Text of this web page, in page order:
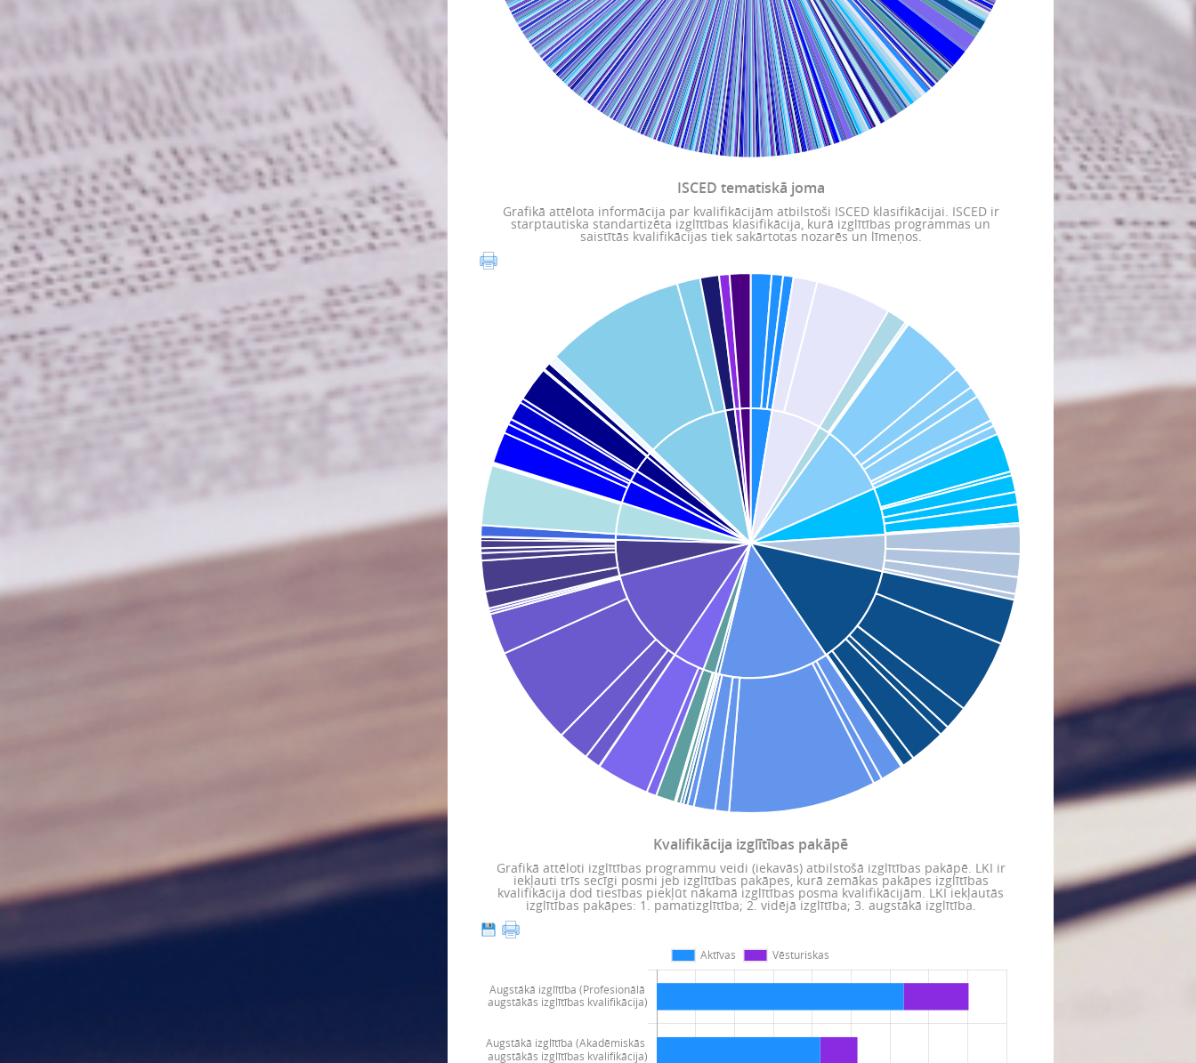
ISCED tematiskā joma
Grafikā attēlota informācija par kvalifikācijām atbilstoši ISCED klasifikācijai. ISCED ir
starptautiska standartizēta izglītības klasifikācija, kurā izglītības programmas un
saistītās kvalifikācijas tiek sakārtotas nozarēs un līmeņos.
Kvalifikācija izglītības pakāpē
Grafikā attēloti izglītības programmu veidi (iekavās) atbilstošā izglītības pakāpē. LKI ir
iekļauti trīs secīgi posmi jeb izglītības pakāpes, kurā zemākas pakāpes izglītības
kvalifikācija dod tiesības piekļūt nākamā izglītības posma kvalifikācijām. LKI iekļautās
izglītības pakāpes: 1. pamatizglītība; 2. vidējā izglītība; 3. augstākā izglītība.